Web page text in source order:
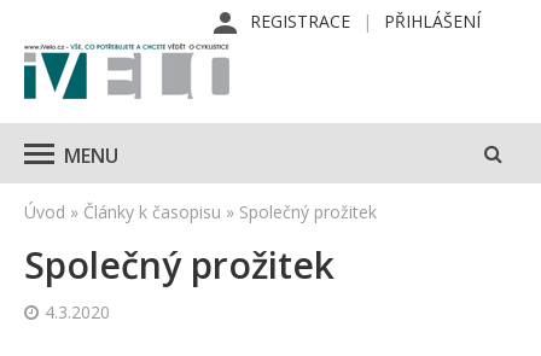
REGISTRACE PŘIHLÁŠENÍ
MENU
Úvod » Články k časopisu » Společný prožitek
Společný prožitek
4.3.2020